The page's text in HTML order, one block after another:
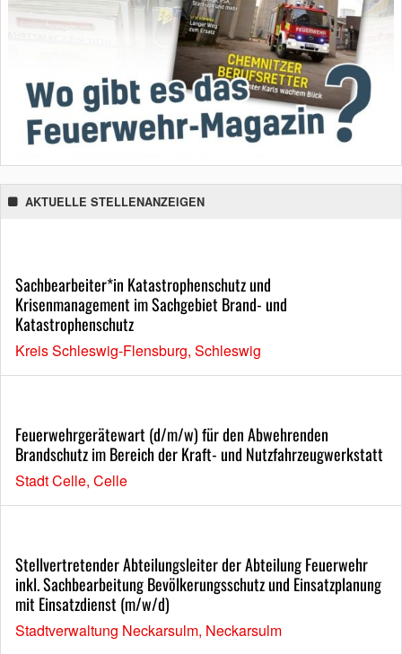
AKTUELLE STELLENANZEIGEN
Sachbearbeiter*in Katastrophenschutz und
Krisenmanagement im Sachgebiet Brand- und
Katastrophenschutz
Kreis Schleswig-Flensburg, Schleswig
Feuerwehrgerätewart (d/m/w) für den Abwehrenden
Brandschutz im Bereich der Kraft- und Nutzfahrzeugwerkstatt
Stadt Celle, Celle
Stellvertretender Abteilungsleiter der Abteilung Feuerwehr
inkl. Sachbearbeitung Bevölkerungsschutz und Einsatzplanung
mit Einsatzdienst (m/w/d)
Stadtverwaltung Neckarsulm, Neckarsulm